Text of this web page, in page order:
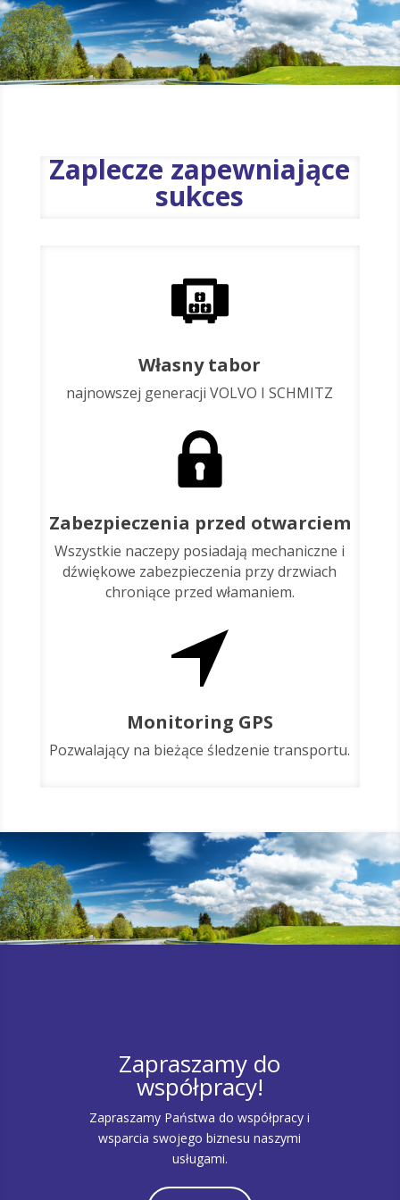
Zaplecze zapewniające
sukces
Własny tabor
najnowszej generacji VOLVO I SCHMITZ
Zabezpieczenia przed otwarciem
Wszystkie naczepy posiadają mechaniczne i
dźwiękowe zabezpieczenia przy drzwiach
chroniące przed włamaniem.
Monitoring GPS
Pozwalający na bieżące śledzenie transportu.
Zapraszamy do
współpracy!
Zapraszamy Państwa do współpracy i
wsparcia swojego biznesu naszymi
usługami.